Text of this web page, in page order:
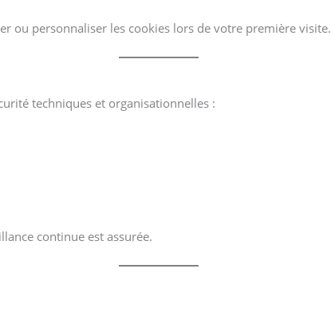
ou personnaliser les cookies lors de votre première visite.
techniques et organisationnelles :
continue est assurée.